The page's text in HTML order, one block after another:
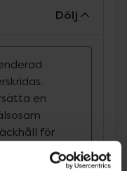
Dölj
en
för